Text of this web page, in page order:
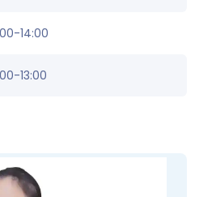
14:00
13:00